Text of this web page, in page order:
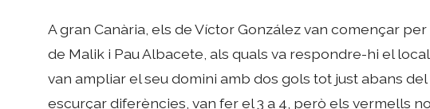
A gran Canària, els de Víctor González van començar
de Malik i Pau Albacete, als quals va respondre-hi el
van ampliar el seu domini amb dos gols tot just abans
escurçar diferències, van fer el 3 a 4, però els vermells